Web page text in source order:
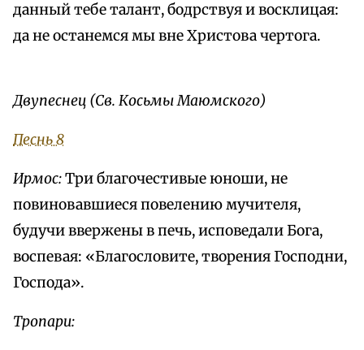
данный тебе талант, бодрствуя и восклицая:
да не останемся мы вне Христова чертога.
Двупеснец (Св. Косьмы Маюмского)
Песнь 8
Ирмос:Три благочестивые юноши, не
повиновавшиеся повелению мучителя,
будучи ввержены в печь, исповедали Бога,
воспевая: «Благословите, творения Господни,
Господа».
Тропари: